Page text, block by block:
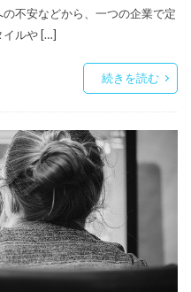
不安などから、一つの企業で定
イルや […]
続きを読む